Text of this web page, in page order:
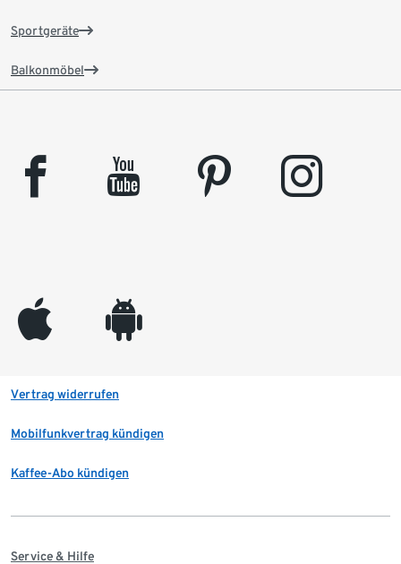
Sportgeräte
Balkonmöbel
facebook youtube pinterest instagram
appleinc android
Vertrag widerrufen
Mobilfunkvertrag kündigen
Kaffee-Abo kündigen
Service & Hilfe